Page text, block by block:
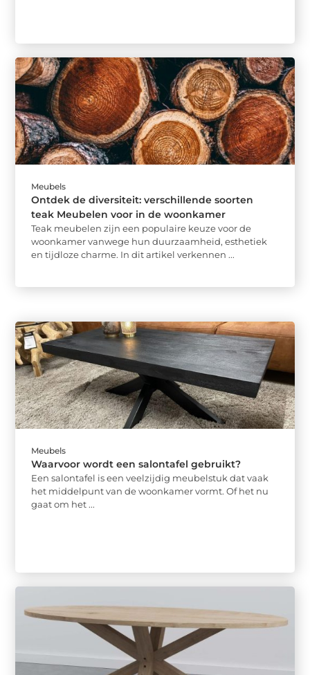
Meubels
Ontdek de diversiteit: verschillende soorten
teak Meubelen voor in de woonkamer
Teak meubelen zijn een populaire keuze voor de
woonkamer vanwege hun duurzaamheid, esthetiek
en tijdloze charme. In dit artikel verkennen ...
Meubels
Waarvoor wordt een salontafel gebruikt?
Een salontafel is een veelzijdig meubelstuk dat vaak
het middelpunt van de woonkamer vormt. Of het nu
gaat om het ...